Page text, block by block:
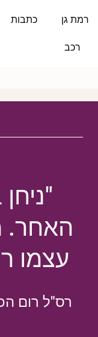
רמת גן כתבות
רכב
האחר.
עצמו
רס"ל רום הכט ז"ל